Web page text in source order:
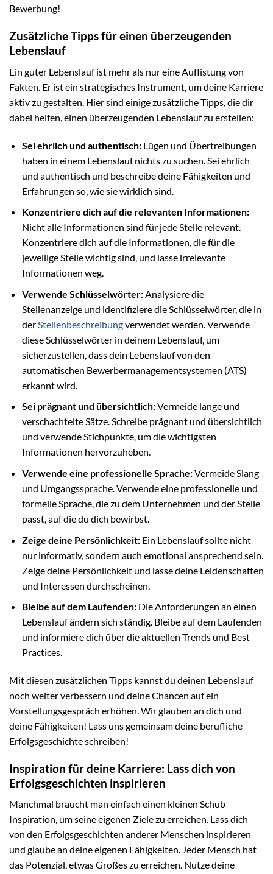
Bewerbung!
Zusätzliche Tipps für einen überzeugenden
Lebenslauf
Ein guter Lebenslauf ist mehr als nur eine Auflistung von
Fakten. Er ist ein strategisches Instrument, um deine Karriere
aktiv zu gestalten. Hier sind einige zusätzliche Tipps, die dir
dabei helfen, einen überzeugenden Lebenslauf zu erstellen:
Sei ehrlich und authentisch:Lügen und Übertreibungen
haben in einem Lebenslauf nichts zu suchen. Sei ehrlich
und authentisch und beschreibe deine Fähigkeiten und
Erfahrungen so, wie sie wirklich sind.
Konzentriere dich auf die relevanten Informationen:
Nicht alle Informationen sind für jede Stelle relevant.
Konzentriere dich auf die Informationen, die für die
jeweilige Stelle wichtig sind, und lasse irrelevante
Informationen weg.
Verwende Schlüsselwörter:Analysiere die
Stellenanzeige und identifiziere die Schlüsselwörter, die in
der Stellenbeschreibungverwendet werden. Verwende
diese Schlüsselwörter in deinem Lebenslauf, um
sicherzustellen, dass dein Lebenslauf von den
automatischen Bewerbermanagementsystemen (ATS)
erkannt wird.
Sei prägnant und übersichtlich:Vermeide lange und
verschachtelte Sätze. Schreibe prägnant und übersichtlich
und verwende Stichpunkte, um die wichtigsten
Informationen hervorzuheben.
Verwende eine professionelle Sprache:Vermeide Slang
und Umgangssprache. Verwende eine professionelle und
formelle Sprache, die zu dem Unternehmen und der Stelle
passt, auf die du dich bewirbst.
Zeige deine Persönlichkeit:Ein Lebenslauf sollte nicht
nur informativ, sondern auch emotional ansprechend sein.
Zeige deine Persönlichkeit und lasse deine Leidenschaften
und Interessen durchscheinen.
Bleibe auf dem Laufenden:Die Anforderungen an einen
Lebenslauf ändern sich ständig. Bleibe auf dem Laufenden
und informiere dich über die aktuellen Trends und Best
Practices.
Mit diesen zusätzlichen Tipps kannst du deinen Lebenslauf
noch weiter verbessern und deine Chancen auf ein
Vorstellungsgespräch erhöhen. Wir glauben an dich und
deine Fähigkeiten! Lass uns gemeinsam deine berufliche
Erfolgsgeschichte schreiben!
Inspiration für deine Karriere: Lass dich von
Erfolgsgeschichten inspirieren
Manchmal braucht man einfach einen kleinen Schub
Inspiration, um seine eigenen Ziele zu erreichen. Lass dich
von den Erfolgsgeschichten anderer Menschen inspirieren
und glaube an deine eigenen Fähigkeiten. Jeder Mensch hat
das Potenzial, etwas Großes zu erreichen. Nutze deine